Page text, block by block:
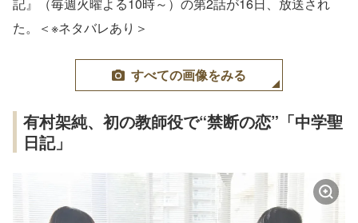
た。＜※ネタバレあり＞
すべての画像をみる
有村架純、初の教師役で“禁断の恋”「中学聖
日記」